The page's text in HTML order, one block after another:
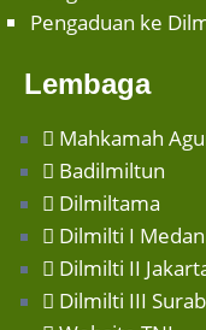
Pengaduan ke
Lembaga
Mahkamah
Badilmiltun
Dilmiltama
Dilmilti I Medan
Dilmilti II
Dilmilti III